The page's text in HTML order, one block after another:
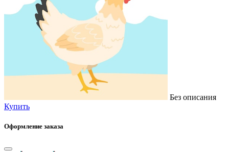
Без описания
Купить
Оформление заказа